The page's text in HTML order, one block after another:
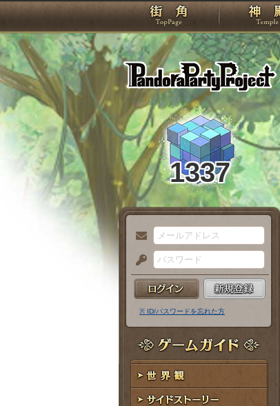
TOP
1337
メ
ー
ル
ア
ド
レ
ス
パ
ス
ー
ド
※ ID/パスワードを忘れた方
ゲームガイド
世界観